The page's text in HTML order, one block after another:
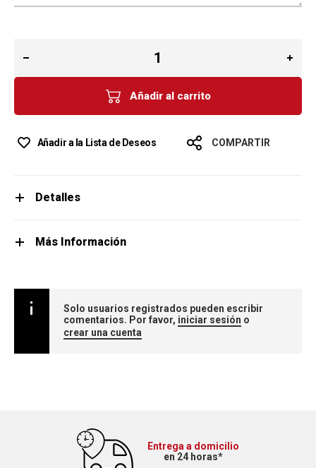
Añadir al carrito
Añadir a la Lista de Deseos COMPARTIR
Detalles
Más Información
Solo usuarios registrados pueden escribir
comentarios. Por favor, iniciar sesión o
crear una cuenta
Entrega a domicilio
en 24 horas*